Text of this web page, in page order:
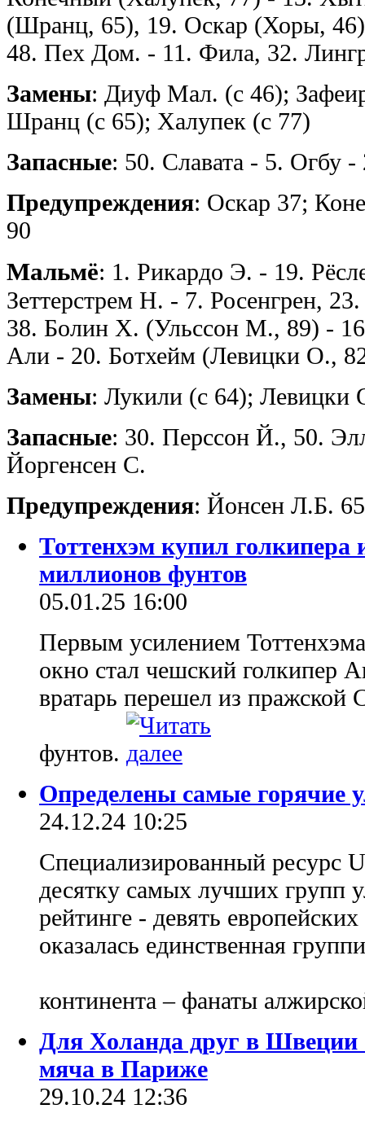
(Шранц, 65), 19. Оскар (Хоры,
48. Пех Дом. - 11. Фила, 32.
Замены: Диуф Мал. (с 46);
Шранц (с 65); Халупек (с 77)
Запасные: 50. Славата - 5. Огбу
Предупреждения: Оскар 37;
90
Мальмё: 1. Рикардо Э. - 19.
Зеттерстрем Н. - 7. Росенгрен,
38. Болин Х. (Ульссон М., 89) -
Али - 20. Ботхейм (Левицки О.,
Замены: Лукили (с 64); Левицки
Запасные: 30. Перссон Й., 50.
Йоргенсен С.
Предупреждения: Йонсен Л.Б.
Тоттенхэм купил голкипера
миллионов фунтов
05.01.25 16:00
Первым усилением
окно стал чешский голкипер
вратарь перешел из пражской
фунтов.
Определены самые горячие
24.12.24 10:25
Специализированный ресурс
десятку самых лучших групп
рейтинге - девять
оказалась единственная
континента – фанаты
Для Холанда друг в Швеции
мяча в Париже
29.10.24 12:36